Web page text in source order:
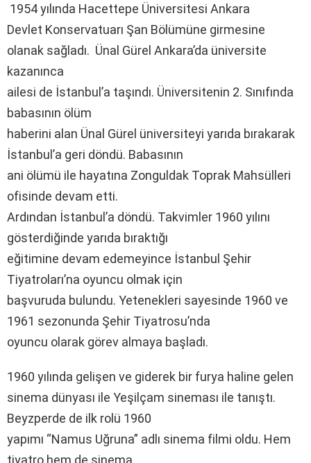
1954 yılında Hacettepe Üniversitesi Ankara
Devlet Konservatuarı Şan Bölümüne girmesine
olanak sağladı. Ünal Gürel Ankara’da üniversite
kazanınca
ailesi de İstanbul’a taşındı. Üniversitenin 2. Sınıfında
babasının ölüm
haberini alan Ünal Gürel üniversiteyi yarıda bırakarak
İstanbul’a geri döndü. Babasının
ani ölümü ile hayatına Zonguldak Toprak Mahsülleri
ofisinde devam etti.
Ardından İstanbul’a döndü. Takvimler 1960 yılını
gösterdiğinde yarıda bıraktığı
eğitimine devam edemeyince İstanbul Şehir
Tiyatroları’na oyuncu olmak için
başvuruda bulundu. Yetenekleri sayesinde 1960 ve
1961 sezonunda Şehir Tiyatrosu’nda
oyuncu olarak görev almaya başladı.
1960 yılında gelişen ve giderek bir furya haline gelen
sinema dünyası ile Yeşilçam sineması ile tanıştı.
Beyzperde de ilk rolü 1960
yapımı “Namus Uğruna” adlı sinema filmi oldu. Hem
tiyatro hem de sinema